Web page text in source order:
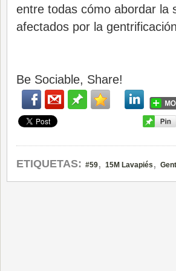
entre todas cómo abordar la
afectados por la
Be Sociable, Share!
ETIQUETAS: #59, 15M Lavapiés ,